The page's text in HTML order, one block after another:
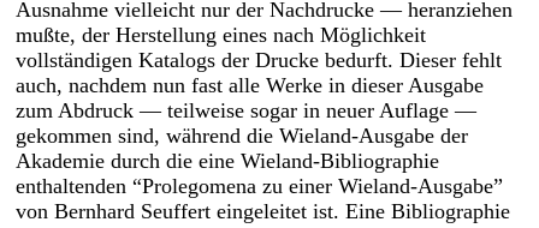
Ausnahme vielleicht nur der Nachdrucke — heranziehen
mußte, der Herstellung eines nach Möglichkeit
vollständigen Katalogs der Drucke bedurft. Dieser fehlt
auch, nachdem nun fast alle Werke in dieser Ausgabe
zum Abdruck — teilweise sogar in neuer Auflage —
gekommen sind, während die Wieland-Ausgabe der
Akademie durch die eine Wieland-Bibliographie
enthaltenden “Prolegomena zu einer Wieland-Ausgabe”
von Bernhard Seuffert eingeleitet ist. Eine Bibliographie